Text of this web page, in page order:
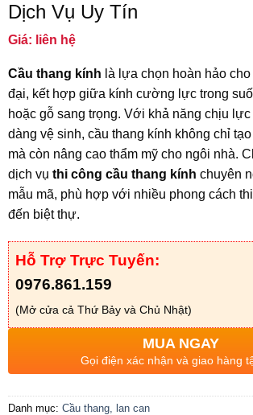
Dịch Vụ Uy Tín
Giá: liên hệ
Cầu thang kính là lựa chọn hoàn hảo
đại, kết hợp giữa kính cường lực trong
hoặc gỗ sang trọng. Với khả năng chịu lực
dàng vệ sinh, cầu thang kính không chỉ
mà còn nâng cao thẩm mỹ cho ngôi nhà.
dịch vụ thi công cầu thang kính chuyên
mẫu mã, phù hợp với nhiều phong cách
đến biệt thự.
Hỗ Trợ Trực Tuyến:
0976.861.159
(Mở cửa cả Thứ Bảy và Chủ Nhật)
MUA NGAY
Gọi điện xác nhận và giao hàng
Danh mục: Cầu thang, lan can